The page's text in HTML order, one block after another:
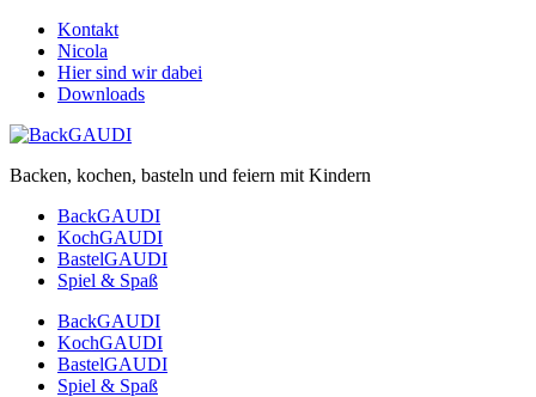
Kontakt
Nicola
Hier sind wir dabei
Downloads
Backen, kochen, basteln und feiern mit Kindern
BackGAUDI
KochGAUDI
BastelGAUDI
Spiel & Spaß
BackGAUDI
KochGAUDI
BastelGAUDI
Spiel & Spaß